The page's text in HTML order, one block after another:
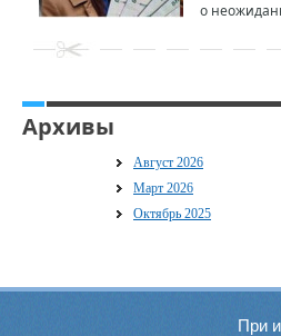
о
Архивы
Август 2026
Март 2026
Октябрь 2025
При